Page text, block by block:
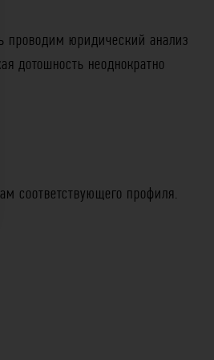
проводим юридический анализ
дотошность неоднократно
соответствующего профиля.